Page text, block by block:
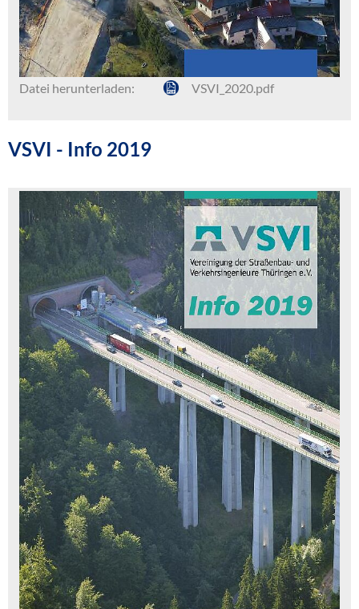
Datei herunterladen: VSVI_2020.pdf
VSVI - Info 2019